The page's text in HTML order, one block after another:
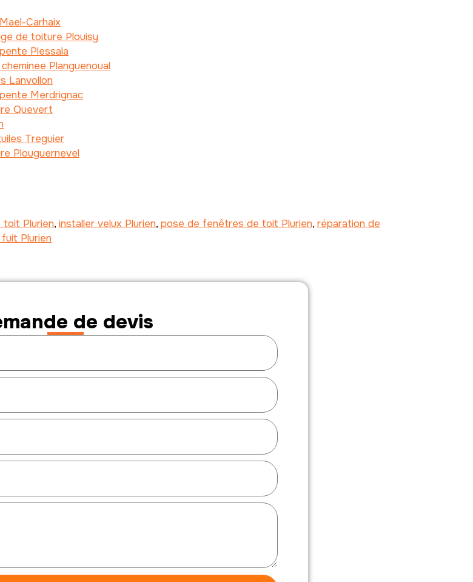
Carhaix
de toiture Plouisy
Plessala
Planguenoual
Lanvollon
Merdrignac
Quevert
Treguier
Plouguernevel
Plurien, installer velux Plurien, pose de fenêtres de toit Plurien, réparation de
Plurien
de devis